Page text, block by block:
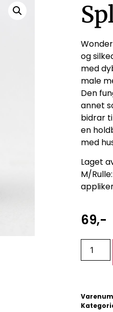
og
med
male
Den
annet
bidrar
en
med
Laget
M/
69,-